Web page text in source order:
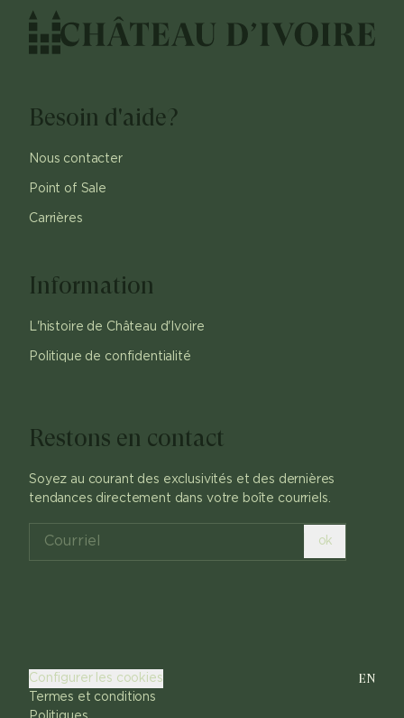
Besoin d'aide?
Nous contacter
Point of Sale
Carrières
Information
L'histoire de Château d'Ivoire
Politique de confidentialité
Restons en contact
Soyez au courant des exclusivités et des dernières
tendances directement dans votre boîte courriels.
ok
Configurer les cookies
Termes et conditions
EN